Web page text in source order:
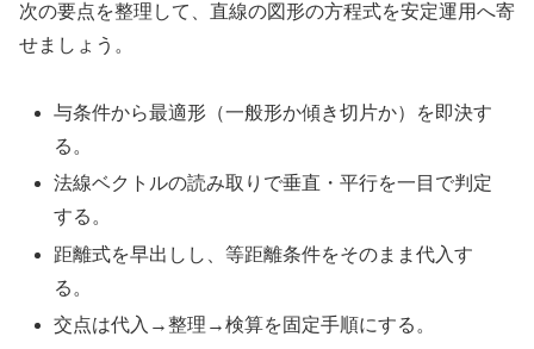
次の要点を整理して、直線の図形の方程式を安定運用へ寄
せましょう。
与条件から最適形（一般形か傾き切片か）を即決す
る。
法線ベクトルの読み取りで垂直・平行を一目で判定
する。
距離式を早出しし、等距離条件をそのまま代入す
る。
交点は代入→整理→検算を固定手順にする。